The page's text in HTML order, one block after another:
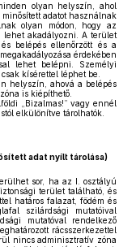
olyan helyszín, ahol
minősített adatot használnak
olyan módon, hogy az
lehet akadályozni. A terület
belépés ellenőrzött és a
érdekében
lehet belépni. Személyi
kísérettel léphet be.
helyszín, ahová a belépés
is kiépíthető.
„Bizalmas!” vagy ennél
elkülönítve tárolhatók.
adat nyílt tárolása)
sor, ha az I. osztályú
terület található, és
határos falazat, födém és
szilárdsági mutatóival
mutatóval rendelkező
rácsszerkezettel
nincs adminisztratív zóna